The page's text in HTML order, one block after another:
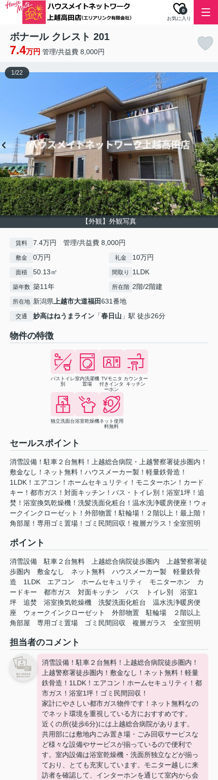
お気に入り
0
ボナール クレスト 201
7.4万円 管理/共益費 8,000円
【外観】外観写真
1/22
賃料 7.4万円 管理/共益費 8,000円
敷金 0万円 礼金 10万円
面積 50.13㎡ 間取り 1LDK
築年数 築11年 所在階 2階/2階建
所在地 新潟県上越市大道福田631番地
交通 妙高はねうまライン 「春日山 」駅 徒歩26分
物件の特徴
バストイレ
別
室内洗濯機
置場
TVモニタ
付きインタ
ーホン
カウンター
キッチン
独立洗面台浴室乾燥機ネット使用
料無料
セールスポイント
消雪設備！駐車２台無料！上越総合病院・上越警察署徒歩圏内！
敷金なし！ネット無料！ハウスメーカー製！軽量鉄骨造！
1LDK！エアコン！ホームセキュリティ！モニターホン！カード
キー！都市ガス！対面キッチン！バス・トイレ別！浴室1坪！追
焚！浴室換気乾燥機！洗髪洗面化粧台！温⽔洗浄暖房便座！ウォ
ークインクローゼット！外部物置！駐輪場！２階以上！最上階！
角部屋！専用ゴミ置場！ゴミ民間回収！複層ガラス！全室照明
ポイント
消雪設備 駐車２台無料 上越総合病院徒歩圏内
上越警察署徒
歩圏内
敷金なし ネット無料 ハウスメーカー製
軽量鉄骨
造
1LDK エアコン ホームセキュリティ モニターホン
カ
ードキー
都市ガス 対面キッチン バス トイレ別
浴室1
坪
追焚 浴室換気乾燥機 洗髪洗面化粧台
温⽔洗浄暖房便
座
ウォークインクローゼット 外部物置 駐輪場
２階以上
角部屋
専用ゴミ置場 ゴミ民間回収 複層ガラス 全室照明
担当者のコメント
消雪設備！駐車２台無料！上越総合病院徒歩圏内！
上越警察署徒歩圏内！敷金なし！ネット無料！軽量
鉄骨造！1LDK！エアコン！ホームセキュリティ！都
市ガス！浴室1坪！ゴミ民間回収！
家計にやさしい都市ガス物件です！ネット無料なの
でネット環境を重視している方におすすめです。
近くの所(徒歩6分)には上越総合病院があります。
共用部には敷地内ごみ置き場・ごみ回収サービスな
ど様々な設備やサービスが揃っているので便利で
す。室内設備は浴室乾燥機・洗面所独立などが揃っ
ており、とても充実しています。モニター越しに来
訪者を確認して、インターホンを通じて室内から会